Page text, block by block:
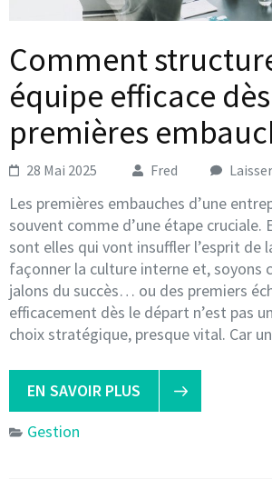
Comment
équipe efficace
premières
28 Mai 2025 Fred
Les premières embauches d’une
souvent comme d’une étape cruciale.
sont elles qui vont insuffler l’esprit de
façonner la culture interne et, soyons
jalons du succès… ou des premiers
efficacement dès le départ n’est pas
choix stratégique, presque vital. Car
EN SAVOIR PLUS
Gestion